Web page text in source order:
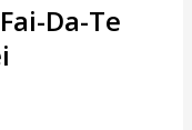
Da-Te